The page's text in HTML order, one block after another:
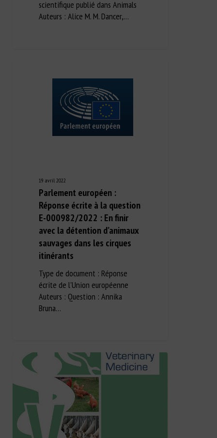
scientifique publié dans Animals
Auteurs : Alice M. M. Dancer,…
19 avril 2022
Parlement européen :
Réponse écrite à la question
E-000982/2022 : En finir
avec la détention d’animaux
sauvages dans les cirques
itinérants
Type de document : Réponse
écrite de l'Union européenne
Auteurs : Question : Annika
Bruna…